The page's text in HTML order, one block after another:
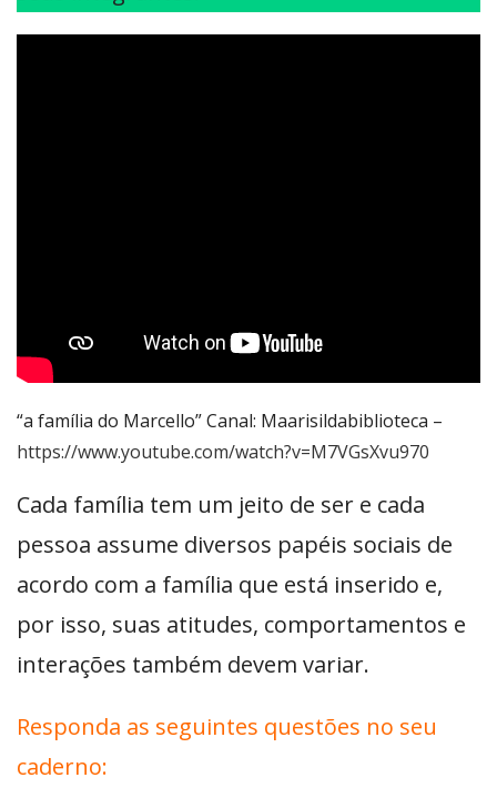
“a família do Marcello” Canal: Maarisildabiblioteca –
https://www.youtube.com/watch?v=M7VGsXvu970
Cada família tem um jeito de ser e cada
pessoa assume diversos papéis sociais de
acordo com a família que está inserido e,
por isso, suas atitudes, comportamentos e
interações também devem variar.
Responda as seguintes questões no seu
caderno: